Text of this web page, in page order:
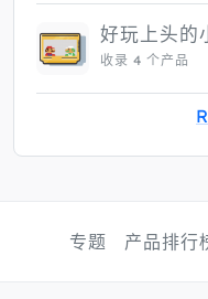
好玩上头的
收录 4 个产品
专题 产品排行